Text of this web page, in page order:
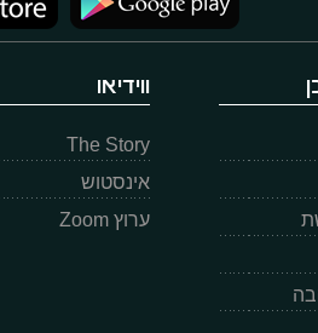
ווידיאו
The Story
אינסטוש
ערוץ Zoom